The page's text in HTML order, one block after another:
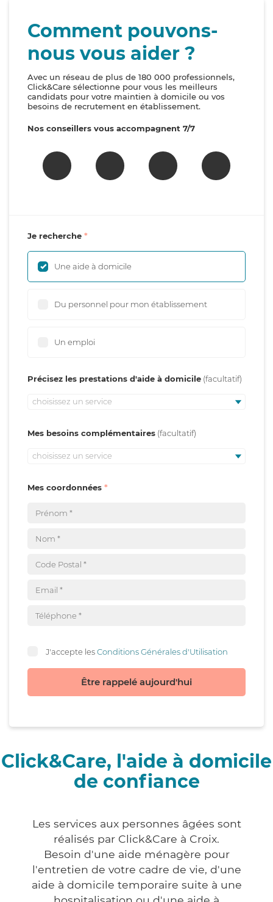
Comment pouvons-
nous vous aider ?
Avec un réseau de plus de 180 000 professionnels,
Click&Care sélectionne pour vous les meilleurs
candidats pour votre maintien à domicile ou vos
besoins de recrutement en établissement.
Nos conseillers vous accompagnent 7/7
Je recherche
Une aide à domicile
Du personnel pour mon établissement
Un emploi
Précisez les prestations d'aide à domicile
choisissez un service
Mes besoins complémentaires
choisissez un service
Mes coordonnées
J'accepte lesConditions Générales d'Utilisation
Être rappelé aujourd'hui
Click&Care, l'aide à domicile
de confiance
Les services aux personnes âgées sont
réalisés par Click&Care à Croix.
Besoin d'une aide ménagère pour
l'entretien de votre cadre de vie, d'une
aide à domicile temporaire suite à une